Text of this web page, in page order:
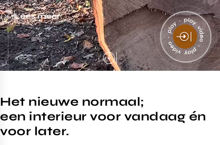
Lees meer
Het nieuwe normaal;
een interieur voor vandaag én
voor later.